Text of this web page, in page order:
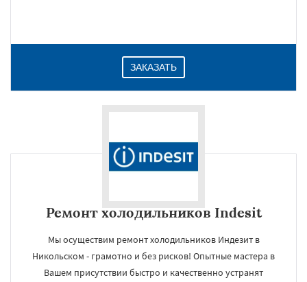
ЗАКАЗАТЬ
Ремонт холодильников Indesit
Мы осуществим ремонт холодильников Индезит в
Никольском - грамотно и без рисков! Опытные мастера в
Вашем присутствии быстро и качественно устранят